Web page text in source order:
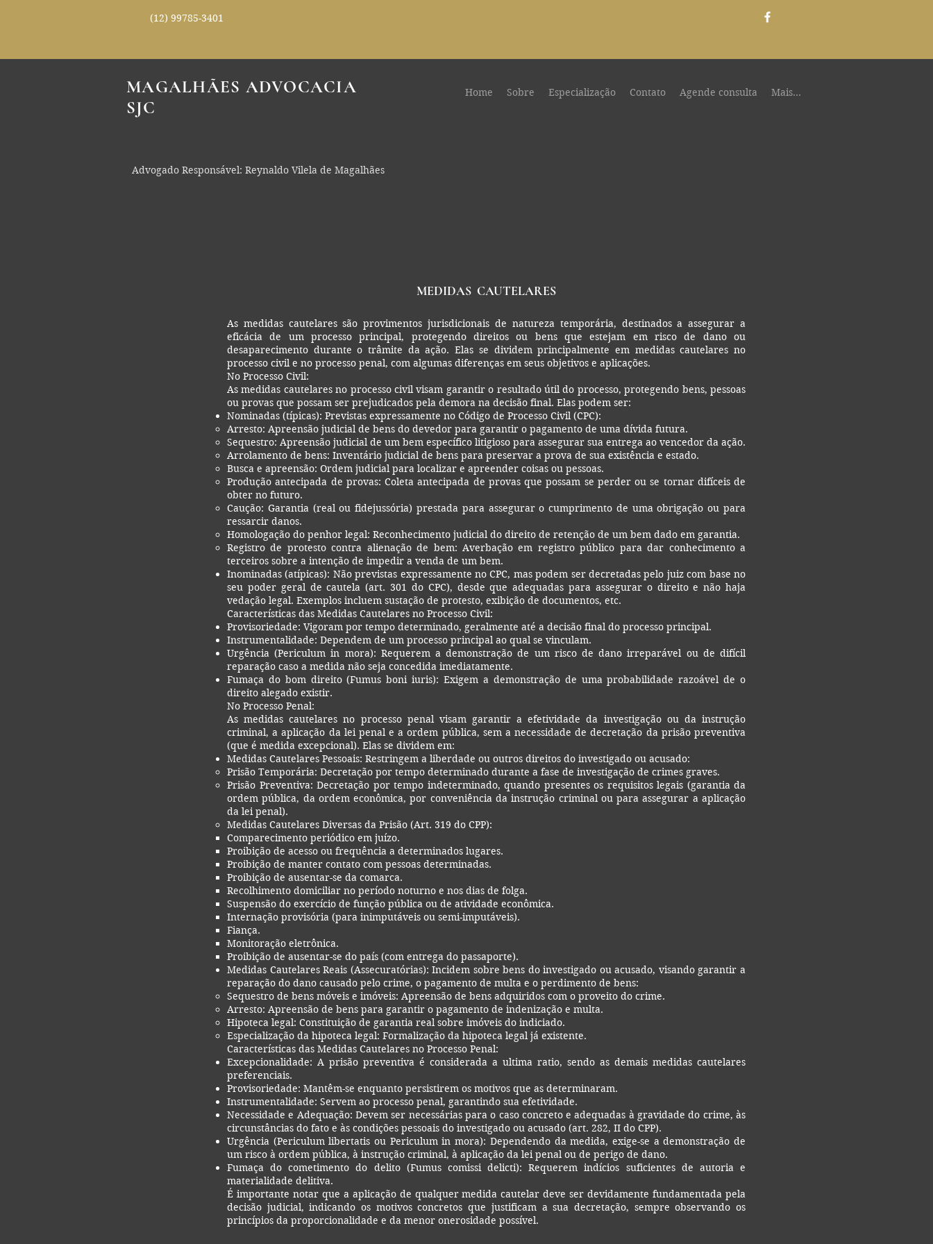
(12) 99785-3401
MAGALHÃES ADVOCACIA
SJC
Home Sobre Especialização Contato Agende consulta Mais...
Advogado Responsável: Reynaldo Vilela de Magalhães
MEDIDAS CAUTELARES
As medidas cautelares são provimentos jurisdicionais de natureza temporária, destinados a assegurar a
eficácia de um processo principal, protegendo direitos ou bens que estejam em risco de dano ou
desaparecimento durante o trâmite da ação. Elas se dividem principalmente em medidas cautelares no
processo civil e no processo penal, com algumas diferenças em seus objetivos e aplicações.
No Processo Civil:
As medidas cautelares no processo civil visam garantir o resultado útil do processo, protegendo bens, pessoas
ou provas que possam ser prejudicados pela demora na decisão final. Elas podem ser:
Nominadas (típicas): Previstas expressamente no Código de Processo Civil (CPC):
Arresto: Apreensão judicial de bens do devedor para garantir o pagamento de uma dívida futura.
Sequestro: Apreensão judicial de um bem específico litigioso para assegurar sua entrega ao vencedor da ação.
Arrolamento de bens: Inventário judicial de bens para preservar a prova de sua existência e estado.
Busca e apreensão: Ordem judicial para localizar e apreender coisas ou pessoas.
Produção antecipada de provas: Coleta antecipada de provas que possam se perder ou se tornar difíceis de
obter no futuro.
Caução: Garantia (real ou fidejussória) prestada para assegurar o cumprimento de uma obrigação ou para
ressarcir danos.
Homologação do penhor legal: Reconhecimento judicial do direito de retenção de um bem dado em garantia.
Registro de protesto contra alienação de bem: Averbação em registro público para dar conhecimento a
terceiros sobre a intenção de impedir a venda de um bem.
Inominadas (atípicas): Não previstas expressamente no CPC, mas podem ser decretadas pelo juiz com base no
seu poder geral de cautela (art. 301 do CPC), desde que adequadas para assegurar o direito e não haja
vedação legal. Exemplos incluem sustação de protesto, exibição de documentos, etc.
Características das Medidas Cautelares no Processo Civil:
Provisoriedade: Vigoram por tempo determinado, geralmente até a decisão final do processo principal.
Instrumentalidade: Dependem de um processo principal ao qual se vinculam.
Urgência (Periculum in mora): Requerem a demonstração de um risco de dano irreparável ou de difícil
reparação caso a medida não seja concedida imediatamente.
Fumaça do bom direito (Fumus boni iuris): Exigem a demonstração de uma probabilidade razoável de o
direito alegado existir.
No Processo Penal:
As medidas cautelares no processo penal visam garantir a efetividade da investigação ou da instrução
criminal, a aplicação da lei penal e a ordem pública, sem a necessidade de decretação da prisão preventiva
(que é medida excepcional). Elas se dividem em:
Medidas Cautelares Pessoais: Restringem a liberdade ou outros direitos do investigado ou acusado:
Prisão Temporária: Decretação por tempo determinado durante a fase de investigação de crimes graves.
Prisão Preventiva: Decretação por tempo indeterminado, quando presentes os requisitos legais (garantia da
ordem pública, da ordem econômica, por conveniência da instrução criminal ou para assegurar a aplicação
da lei penal).
Medidas Cautelares Diversas da Prisão (Art. 319 do CPP):
Comparecimento periódico em juízo.
Proibição de acesso ou frequência a determinados lugares.
Proibição de manter contato com pessoas determinadas.
Proibição de ausentar-se da comarca.
Recolhimento domiciliar no período noturno e nos dias de folga.
Suspensão do exercício de função pública ou de atividade econômica.
Internação provisória (para inimputáveis ou semi-imputáveis).
Fiança.
Monitoração eletrônica.
Proibição de ausentar-se do país (com entrega do passaporte).
Medidas Cautelares Reais (Assecuratórias): Incidem sobre bens do investigado ou acusado, visando garantir a
reparação do dano causado pelo crime, o pagamento de multa e o perdimento de bens:
Sequestro de bens móveis e imóveis: Apreensão de bens adquiridos com o proveito do crime.
Arresto: Apreensão de bens para garantir o pagamento de indenização e multa.
Hipoteca legal: Constituição de garantia real sobre imóveis do indiciado.
Especialização da hipoteca legal: Formalização da hipoteca legal já existente.
Características das Medidas Cautelares no Processo Penal:
Excepcionalidade: A prisão preventiva é considerada a ultima ratio, sendo as demais medidas cautelares
preferenciais.
Provisoriedade: Mantêm-se enquanto persistirem os motivos que as determinaram.
Instrumentalidade: Servem ao processo penal, garantindo sua efetividade.
Necessidade e Adequação: Devem ser necessárias para o caso concreto e adequadas à gravidade do crime, às
circunstâncias do fato e às condições pessoais do investigado ou acusado (art. 282, II do CPP).
Urgência (Periculum libertatis ou Periculum in mora): Dependendo da medida, exige-se a demonstração de
um risco à ordem pública, à instrução criminal, à aplicação da lei penal ou de perigo de dano.
Fumaça do cometimento do delito (Fumus comissi delicti): Requerem indícios suficientes de autoria e
materialidade delitiva.
É importante notar que a aplicação de qualquer medida cautelar deve ser devidamente fundamentada pela
decisão judicial, indicando os motivos concretos que justificam a sua decretação, sempre observando os
princípios da proporcionalidade e da menor onerosidade possível.